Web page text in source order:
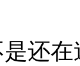
在